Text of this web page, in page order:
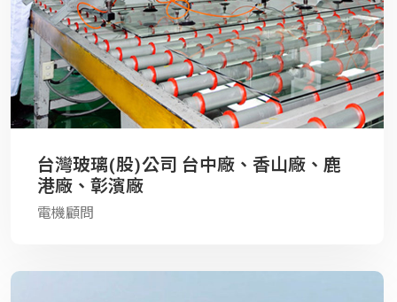
台灣玻璃(股)公司 台中廠、香山廠、鹿
港廠、彰濱廠
電機顧問